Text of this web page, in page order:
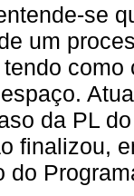
se
um
da PL
finalizou,
do